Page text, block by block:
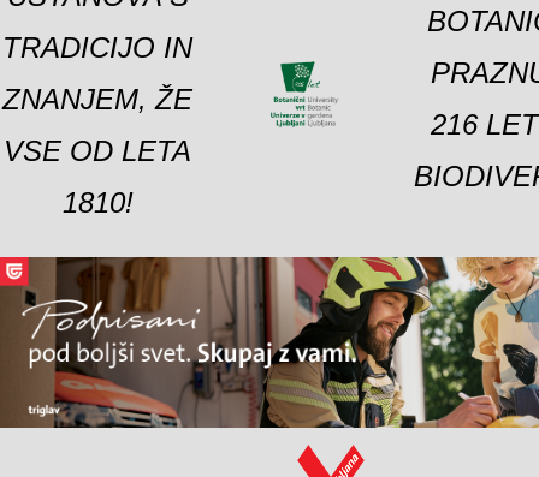
TRADICIJO IN
ZNANJEM, ŽE
VSE OD LETA
1810!
216